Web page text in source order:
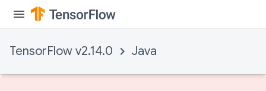
TensorFlow v2.14.0 Java